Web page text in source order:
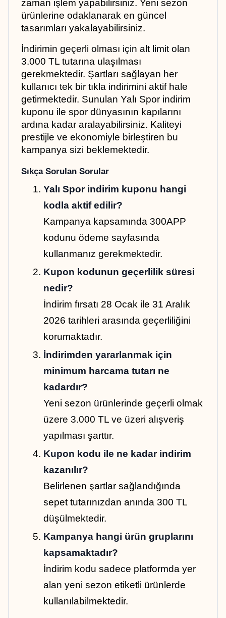
zaman işlem yapabilirsiniz. Yeni sezon
ürünlerine odaklanarak en güncel
tasarımları yakalayabilirsiniz.
İndirimin geçerli olması için alt limit olan
3.000 TL tutarına ulaşılması
gerekmektedir. Şartları sağlayan her
kullanıcı tek bir tıkla indirimini aktif hale
getirmektedir. Sunulan Yalı Spor indirim
kuponu ile spor dünyasının kapılarını
ardına kadar aralayabilirsiniz. Kaliteyi
prestijle ve ekonomiyle birleştiren bu
kampanya sizi beklemektedir.
Sıkça Sorulan Sorular
Yalı Spor indirim kuponu hangi
kodla aktif edilir?
Kampanya kapsamında 300APP
kodunu ödeme sayfasında
kullanmanız gerekmektedir.
Kupon kodunun geçerlilik süresi
nedir?
İndirim fırsatı 28 Ocak ile 31 Aralık
2026 tarihleri arasında geçerliliğini
korumaktadır.
İndirimden yararlanmak için
minimum harcama tutarı ne
kadardır?
Yeni sezon ürünlerinde geçerli olmak
üzere 3.000 TL ve üzeri alışveriş
yapılması şarttır.
Kupon kodu ile ne kadar indirim
kazanılır?
Belirlenen şartlar sağlandığında
sepet tutarınızdan anında 300 TL
düşülmektedir.
Kampanya hangi ürün gruplarını
kapsamaktadır?
İndirim kodu sadece platformda yer
alan yeni sezon etiketli ürünlerde
kullanılabilmektedir.